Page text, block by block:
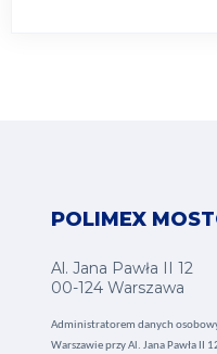
POLIMEX
Al. Jana Pawła II 12
00-124 Warszawa
Administratorem danych
Warszawie przy Al. Jana Pawła II